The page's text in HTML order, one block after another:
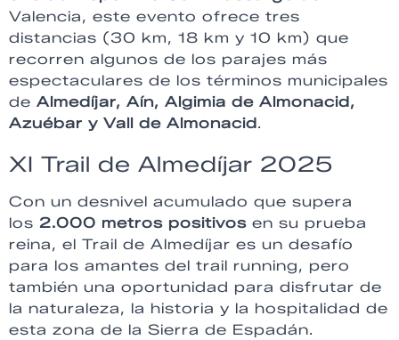
Valencia, este evento ofrece tres
distancias (30 km, 18 km y 10 km) que
recorren algunos de los parajes más
espectaculares de los términos municipales
de Almedíjar, Aín, Algimia de Almonacid,
Azuébar y Vall de Almonacid .
XI Trail de Almedíjar 2025
Con un desnivel acumulado que supera
los 2.000 metros positivos en su prueba
reina, el Trail de Almedíjar es un desafío
para los amantes del trail running, pero
también una oportunidad para disfrutar de
la naturaleza, la historia y la hospitalidad de
esta zona de la Sierra de Espadán.